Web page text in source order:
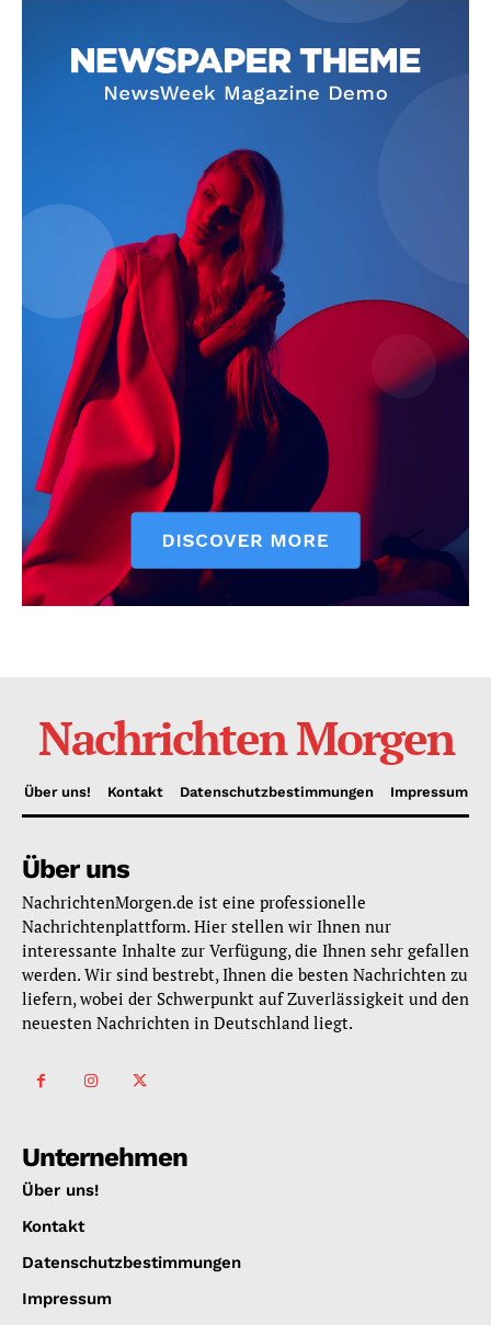
Nachrichten Morgen
Über uns! Kontakt Datenschutzbestimmungen Impressum
Über uns
NachrichtenMorgen.de ist eine professionelle
Nachrichtenplattform. Hier stellen wir Ihnen nur
interessante Inhalte zur Verfügung, die Ihnen sehr gefallen
werden. Wir sind bestrebt, Ihnen die besten Nachrichten zu
liefern, wobei der Schwerpunkt auf Zuverlässigkeit und den
neuesten Nachrichten in Deutschland liegt.
Unternehmen
Über uns!
Kontakt
Datenschutzbestimmungen
Impressum